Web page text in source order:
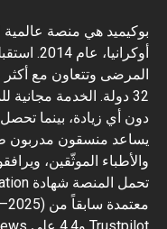
بوكيميد هي منصة
32 دولة. الخدمة
دون أي زيادة، بينما
يساعد منسقون مدربون